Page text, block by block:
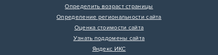
Определить возраст страницы
Определение региональности сайта
Оценка стоимости сайта
Узнать поддомены сайта
Яндекс ИКС